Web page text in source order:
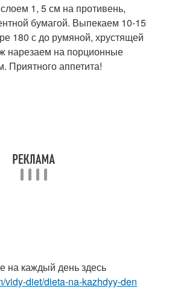
1, 5 см на противень,
бумагой. Выпекаем 10-15
180 с до румяной, хрустящей
нарезаем на порционные
Приятного аппетита!
на каждый день здесь
vidy-diet/dieta-na-kazhdyy-den